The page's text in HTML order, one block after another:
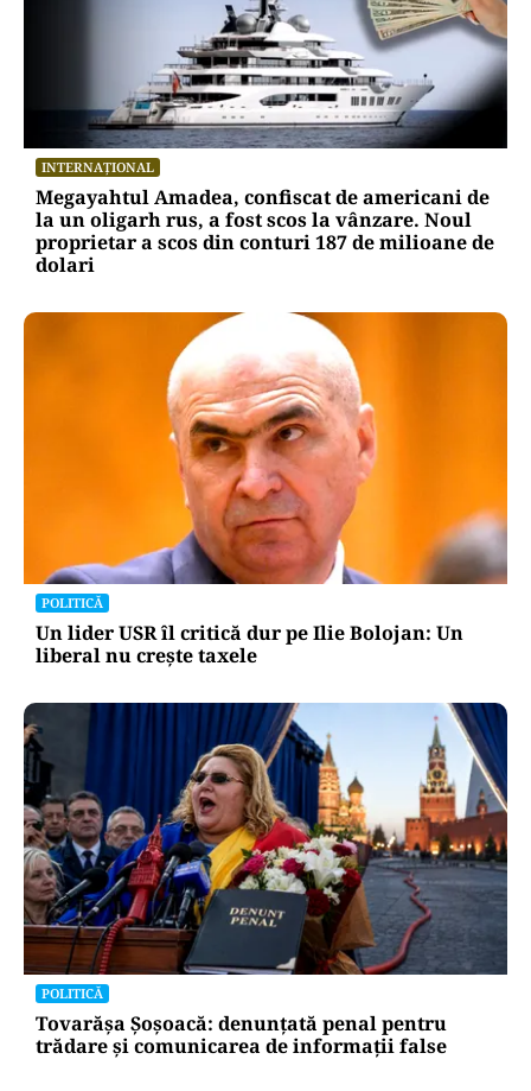
INTERNAȚIONAL
Megayahtul Amadea, confiscat de americani de
la un oligarh rus, a fost scos la vânzare. Noul
proprietar a scos din conturi 187 de milioane de
dolari
POLITICĂ
Un lider USR îl critică dur pe Ilie Bolojan: Un
liberal nu crește taxele
POLITICĂ
Tovarășa Șoșoacă: denunțată penal pentru
trădare și comunicarea de informații false